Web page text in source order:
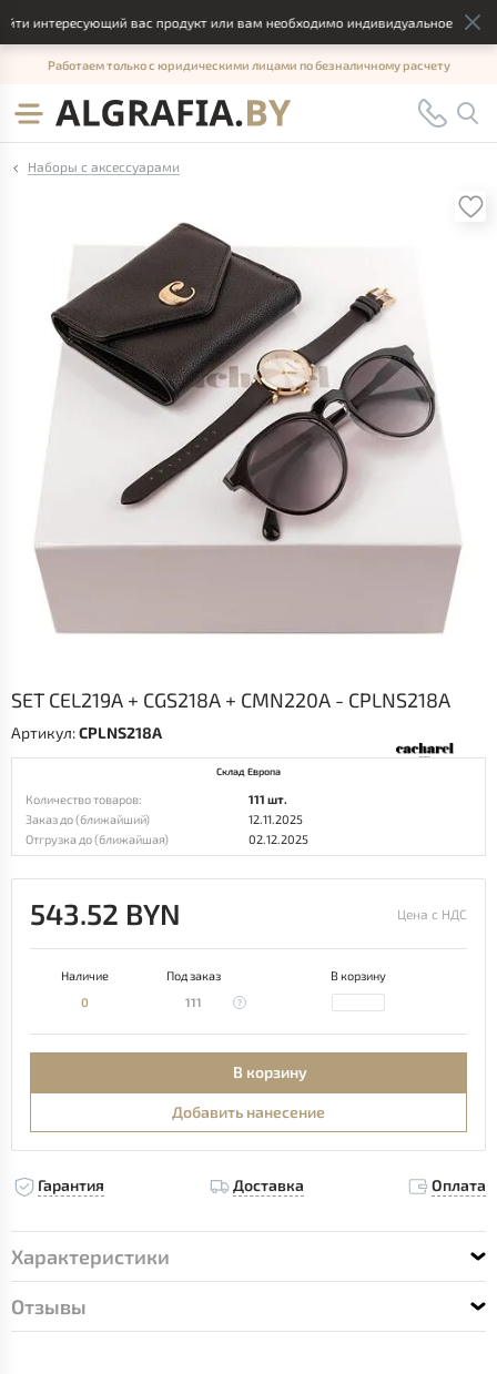
интересующий вас продукт или вам необходимо индивидуальное
Работаем только с юридическими лицами по безналичному расчету
Наборы с аксессуарами
SET CEL219A + CGS218A + CMN220A - CPLNS218A
Артикул:CPLNS218A
Склад Европа
Количество товаров:
111 шт.
Заказ до (ближайший)
12.11.2025
Отгрузка до (ближайшая)
02.12.2025
543.52 BYN Цена с НДС
Наличие Под заказ
В корзину
0
111
В корзину
Добавить нанесение
Гарантия Доставка Оплата
Характеристики
Отзывы